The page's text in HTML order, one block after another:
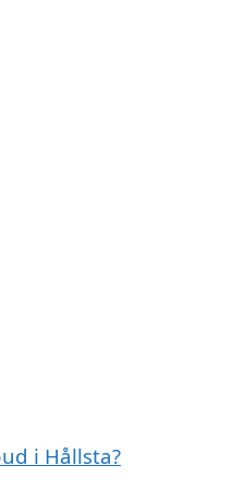
i Hållsta?